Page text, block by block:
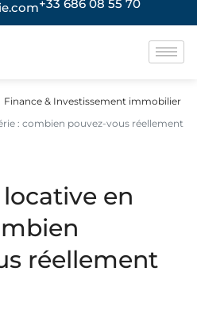
+33 686 08 55 70
Finance & Investissement immobilier
: combien pouvez-vous réellement
locative en
réellement